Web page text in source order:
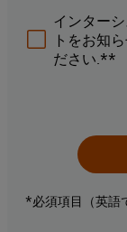
インター
トをお知
ださい.**
*必須項目（英語